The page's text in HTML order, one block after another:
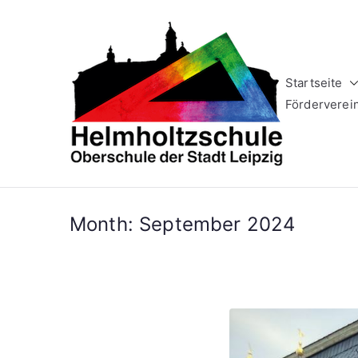
Startseite
Month: September 2024